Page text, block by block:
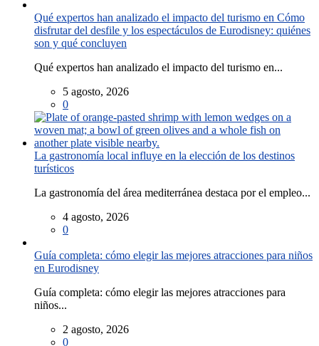
Qué expertos han analizado el impacto del turismo en Cómo
disfrutar del desfile y los espectáculos de Eurodisney: quiénes
son y qué concluyen
Qué expertos han analizado el impacto del turismo en...
5 agosto, 2026
0
La gastronomía local influye en la elección de los destinos
turísticos
La gastronomía del área mediterránea destaca por el empleo...
4 agosto, 2026
0
Guía completa: cómo elegir las mejores atracciones para niños
en Eurodisney
Guía completa: cómo elegir las mejores atracciones para
niños...
2 agosto, 2026
0